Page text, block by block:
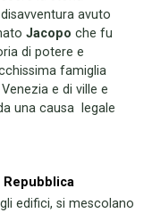
avuto
Jacopo che fu
di potere e
famiglia
e di ville e
una causa legale
Repubblica
edifici, si mescolano